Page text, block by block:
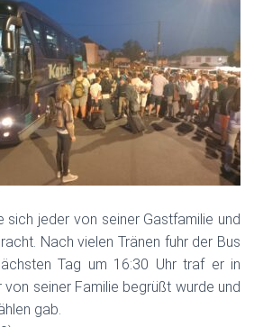
sich jeder von seiner Gastfamilie und
Nach vielen Tränen fuhr der Bus
Tag um 16:30 Uhr traf er in
von seiner Familie begrüßt wurde und
gab.